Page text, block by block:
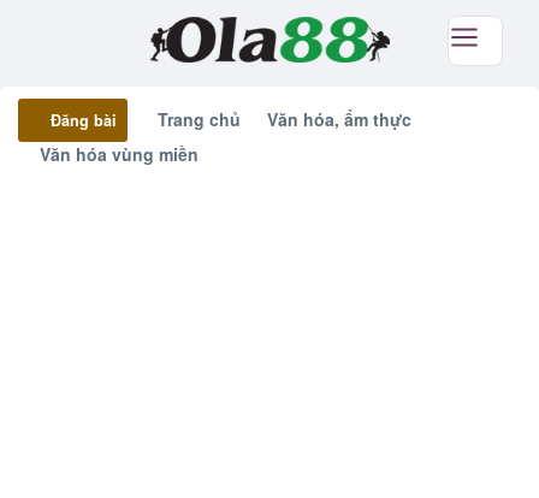
Đăng bài Trang chủ
Văn hóa, ẩm thực
Văn hóa vùng miền